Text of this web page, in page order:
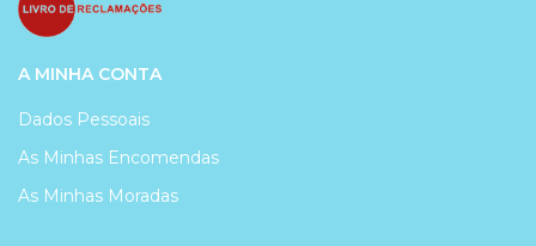
A MINHA CONTA
Dados Pessoais
As Minhas Encomendas
As Minhas Moradas